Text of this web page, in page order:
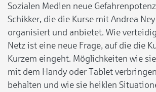
Sozialen Medien neue
Schikker, die die Kurse mit Andrea
organisiert und anbietet. Wie
Netz ist eine neue Frage, auf die die
Kurzem eingeht. Möglichkeiten wie
mit dem Handy oder Tablet
behalten und wie sie heiklen